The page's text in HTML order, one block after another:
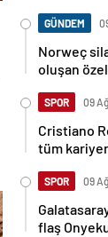
GÜNDEM
Norweç
oluşan
SPOR 09
Cristiano
tüm
SPOR 09
flaş